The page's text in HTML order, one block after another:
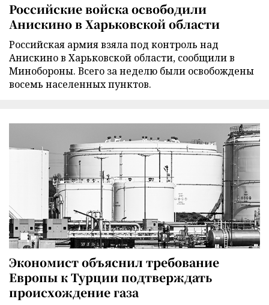
Российские войска освободили
Анискино в Харьковской области
Российская армия взяла под контроль над
Анискино в Харьковской области, сообщили в
Минобороны. Всего за неделю были освобождены
восемь населенных пунктов.
Экономист объяснил требование
Европы к Турции подтверждать
происхождение газа